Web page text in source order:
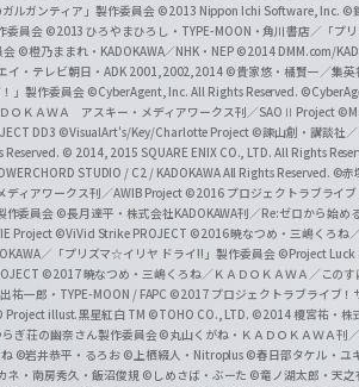
i
c
i
a
l
C
h
a
n
n
e
ルガンティア」製作委員会 ©2013 Nippon Ichi Software, Inc. ©
委員会 ©2013 ひろやまひろし・TYPE-MOON・角川書店／「プ
会 ©橙乃ままれ・KADOKAWA／NHK・NEP ©2014 DMM.com/
イ・テレビ朝日・ADK 2001,2002,2014 ©貴家悠・橘賢一／集英
」製作委員会 ©CyberAgent, Inc. All Rights Reserved.
ＯＫＡＷＡ アスキー・メディアワークス刊／SAOⅡ Project
DD3 ©VisualArt's/Key/Charlotte Project ©諫山創・講談社
Reserved. © 2014, 2015 SQUARE ENIX CO., LTD. All Rights
STUDIO / C2 / KADOKAWA All Rights Reserved. ©赤
ィアワークス刊／AWIB Project ©2016 プロジェクトラブライ
作委員会 ©長月達平・株式会社KADOKAWA刊／Re:ゼロから始め
Project ©ViVid Strike PROJECT ©2016 暁なつめ・三嶋くろね
／「プリズマ☆イリヤ ドライ!!」製作委員会 ©Project Luck
©2017 暁なつめ・三嶋くろね／ＫＡＤＯＫＡＷＡ／この
祐一郎・TYPE-MOON / FAPC ©2017 プロジェクトラブライブ！
Project illust.黒星紅白 TM ©TOHO CO., LTD. ©2014 榎宮祐・株
ぎ荘の幽奈さん製作委員会©丸山くがね・ＫＡＤＯＫＡＷＡ刊
©岩井恭平・るろお ©上栖綴人・Nitroplus ©春日部タケル・ユ
ネ・南房秀久・飯沼俊規 ©しめさば・ぶーた ©竜ノ湖太郎・天之